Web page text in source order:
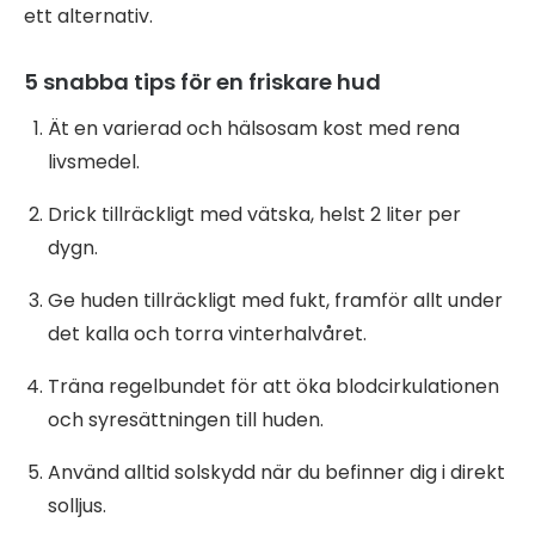
ett alternativ.
5 snabba tips för en friskare hud
Ät en varierad och hälsosam kost med rena
livsmedel.
Drick tillräckligt med vätska, helst 2 liter per
dygn.
Ge huden tillräckligt med fukt, framför allt under
det kalla och torra vinterhalvåret.
Träna regelbundet för att öka blodcirkulationen
och syresättningen till huden.
Använd alltid solskydd när du befinner dig i direkt
solljus.